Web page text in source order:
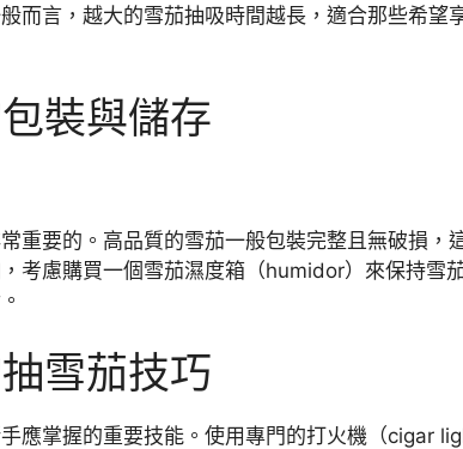
而言，越大的雪茄抽吸時間越長，適合那些希望
裝與儲存
重要的。高品質的雪茄一般包裝完整且無破損，
考慮購買一個雪茄濕度箱（humidor）來保持雪
雪茄技巧
應掌握的重要技能。使用專門的打火機（cigar